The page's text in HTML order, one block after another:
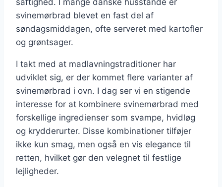
saftighed. I mange danske husstande er
svinemørbrad blevet en fast del af
søndagsmiddagen, ofte serveret med kartofler
og grøntsager.
I takt med at madlavningstraditioner har
udviklet sig, er der kommet flere varianter af
svinemørbrad i ovn. I dag ser vi en stigende
interesse for at kombinere svinemørbrad med
forskellige ingredienser som svampe, hvidløg
og krydderurter. Disse kombinationer tilføjer
ikke kun smag, men også en vis elegance til
retten, hvilket gør den velegnet til festlige
lejligheder.